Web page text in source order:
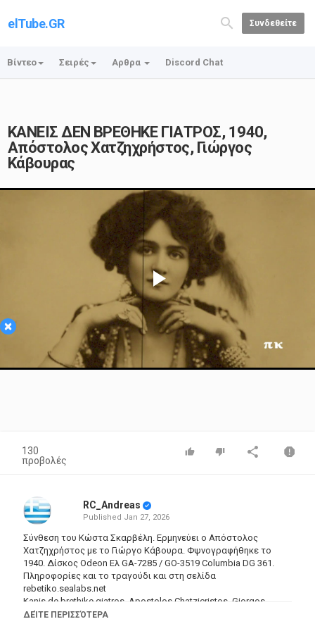
elTube.GR Συνδεθείτε
Βίντεο Σειρές Αρθρα Discord Chat
ΚΑΝΕΙΣ ΔΕΝ ΒΡΕΘΗΚΕ ΓΙΑΤΡΟΣ, 1940,
Απόστολος Χατζηχρήστος, Γιώργος
Κάβουρας
×
Play
Video
130
προβολές
RC_Andreas
Published Jan 27, 2026
Σύνθεση του Κώστα Σκαρβέλη. Ερμηνεύει ο Απόστολος
Χατζηχρήστος με το Γιώργο Κάβουρα. Φψνογραφήθηκε το
1940. Δίσκος Odeon Ελ GA-7285 / GO-3519 Columbia DG 361.
Πληροφορίες και το τραγούδι και στη σελίδα
rebetiko.sealabs.net
Kanis de brethike giatros, Apostolos Chatzicristos, Giorgos
Kavouras
ΔΕΊΤΕ ΠΕΡΙΣΣΌΤΕΡΑ